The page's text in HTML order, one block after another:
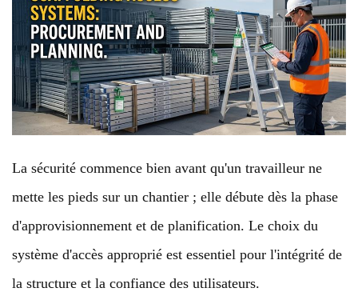
La sécurité commence bien avant qu'un travailleur ne
mette les pieds sur un chantier ; elle débute dès la phase
d'approvisionnement et de planification. Le choix du
système d'accès approprié est essentiel pour l'intégrité de
la structure et la confiance des utilisateurs.